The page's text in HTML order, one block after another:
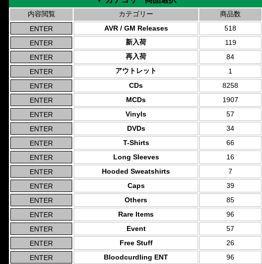
内容閲覧 カテゴリー
商品数
AVR / GM Releases
518
新入荷
119
再入荷
84
アウトレット
1
CDs
8258
MCDs
1907
Vinyls
57
DVDs
34
T-Shirts
66
Long Sleeves
16
Hooded Sweatshirts
7
Caps
39
Others
85
Rare Items
96
Event
57
Free Stuff
26
Bloodcurdling ENT
96